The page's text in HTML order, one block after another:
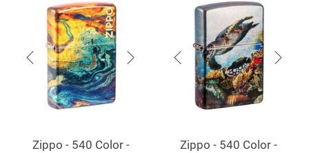
Zippo - 540 Color -
Zippo - 540 Color -